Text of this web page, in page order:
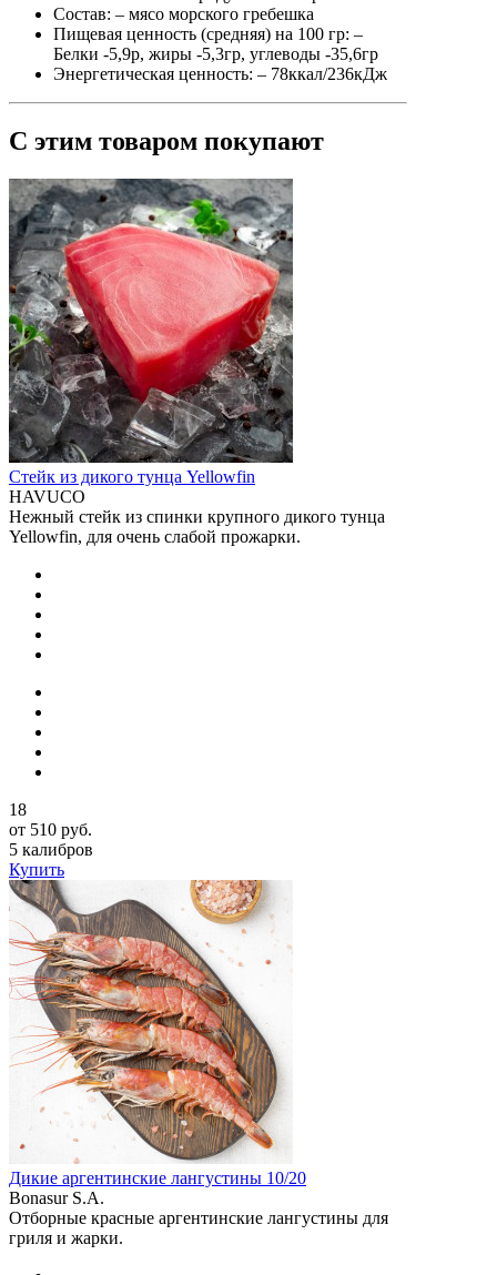
Состав: – мясо морского гребешка
Пищевая ценность (средняя) на 100 гр: –
Белки -5,9р, жиры -5,3гр, углеводы -35,6гр
Энергетическая ценность: – 78ккал/236кДж
С этим товаром покупают
Стейк из дикого тунца Yellowfin
HAVUCO
Нежный стейк из спинки крупного дикого тунца
Yellowfin, для очень слабой прожарки.
18
от 510 руб.
5 калибров
Купить
Дикие аргентинские лангустины 10/20
Bonasur S.A.
Отборные красные аргентинские лангустины для
гриля и жарки.